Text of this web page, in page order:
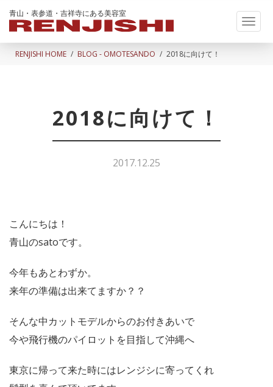
青山・表参道・吉祥寺にある美容室
RENJISHI HOME BLOG - OMOTESANDO 2018に向けて！
2018に向けて！
2017.12.25
こんにちは！
青山のsatoです。
今年もあとわずか。
来年の準備は出来てますか？？
そんな中カットモデルからのお付きあいで
今や飛行機のパイロットを目指して沖縄へ
東京に帰って来た時にはレンジシに寄ってくれ